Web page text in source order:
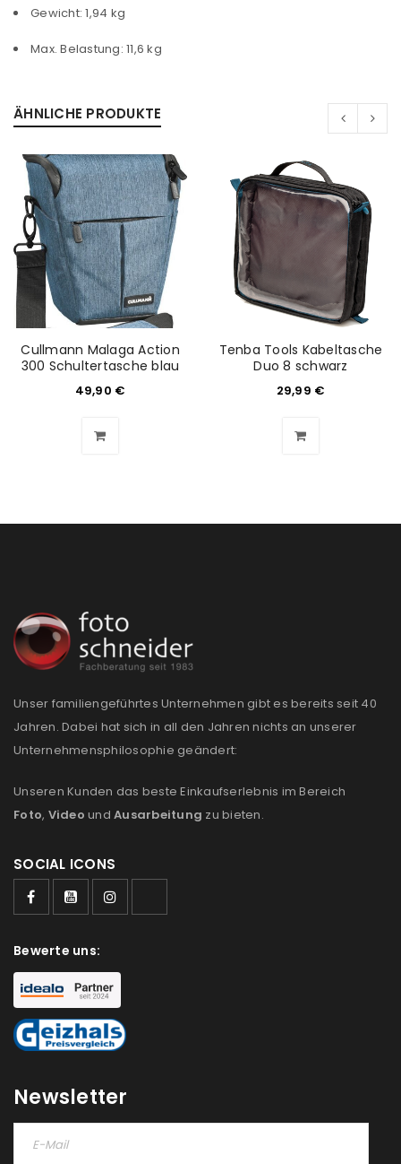
Anmeldeformular geschützt durch
WP Captcha
Angemeldet bleiben
ANMELDEN
PASSWORT VERGESSEN?
REGISTRIEREN
E-Mail-Adresse*
Ein Link zum Erstellen eines neuen Passworts wird an
Ja, ich möchte ein Kundenkonto eröffnen und
akzeptiere dieDatenschutzerklärung
REGISTRIEREN
Gewicht: 1,94 kg
Max. Belastung: 11,6 kg
ÄHNLICHE PRODUKTE
Cullmann Malaga Action
300 Schultertasche blau
49,90 €
Tenba Tools Kabeltasche
Duo 8 schwarz
29,99 €
Unser familiengeführtes Unternehmen gibt es bereits seit 40
Jahren. Dabei hat sich in all den Jahren nichts an unserer
Unternehmensphilosophie geändert:
Unseren Kunden das beste Einkaufserlebnis im Bereich
Foto, Video und Ausarbeitung zu bieten.
SOCIAL ICONS
Bewerte uns:
Newsletter